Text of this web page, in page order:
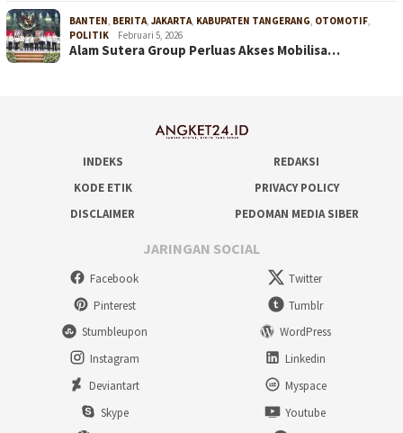
BANTEN BERITA JAKARTA KABUPATEN TANGERANG OTOMOTIF
POLITIK
Februari 5, 2026
Alam Sutera Group Perluas Akses Mobilisa…
INDEKS
REDAKSI
KODE ETIK
PRIVACY POLICY
DISCLAIMER
PEDOMAN MEDIA SIBER
JARINGAN SOCIAL
Facebook
Twitter
Pinterest
Tumblr
Stumbleupon
WordPress
Instagram
Linkedin
Deviantart
Myspace
Skype
Youtube